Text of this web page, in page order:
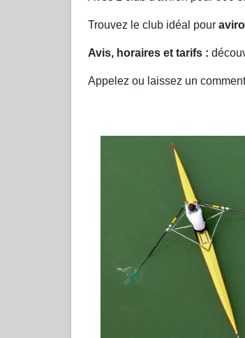
Trouvez le club idéal pour
Avis, horaires et tarifs :
Appelez ou laissez un